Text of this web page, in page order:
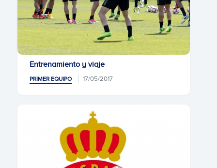
Entrenamiento y viaje
PRIMER EQUIPO 17/05/2017